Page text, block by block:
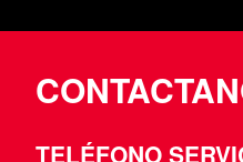
TELÉFONO